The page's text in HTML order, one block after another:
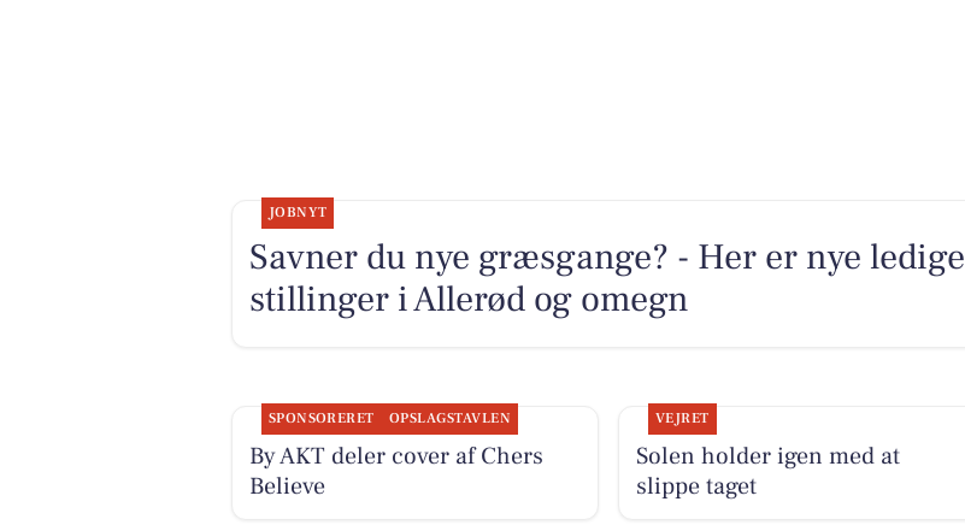
JOBNYT
Savner du nye græsgange? - Her er nye ledige
stillinger i Allerød og omegn
SPONSORERET OPSLAGSTAVLEN
By AKT deler cover af Chers
Believe
VEJRET
Solen holder igen med at
slippe taget